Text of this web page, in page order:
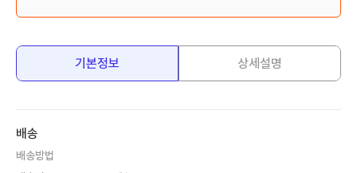
기본정보 상세설명
배송
배송방법